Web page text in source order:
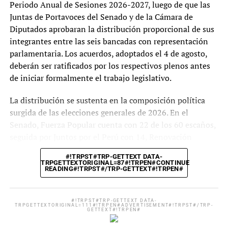
Periodo Anual de Sesiones 2026-2027, luego de que las
Juntas de Portavoces del Senado y de la Cámara de
Diputados aprobaran la distribución proporcional de sus
integrantes entre las seis bancadas con representación
parlamentaria. Los acuerdos, adoptados el 4 de agosto,
deberán ser ratificados por los respectivos plenos antes
de iniciar formalmente el trabajo legislativo.
La distribución se sustenta en la composición política
surgida de las elecciones generales de 2026. En el
Senado, Fuerza Popular cuenta con 22 de los 60 escaños,
Popular con 8, Partido del Buen Gobierno con 7, Partido
Cívico Obras con 5 y Ahora Nación con 4. En la Cámara
de Diputados, Fuerza Popular posee 41 de los 130
curules, Juntos por el Perú 32, Partido del Buen Gobierno
18, Renovación Popular 15, Partido Cívico Obras 14 y
Ahora Nación 10. Ninguna bancada alcanza mayoría
absoluta, por lo que los acuerdos dependerán de
#!TRPST#TRP-GETTEXT DATA-
TRPGETTEXTORIGINAL=87#!TRPEN#CONTINUE
READING#!TRPST#/TRP-GETTEXT#!TRPEN#
#!TRPST#TRP-GETTEXT DATA-
TRPGETTEXTORIGINAL=111#!TRPEN#ADVERTISEMENT#!TRPST#/TRP-
GETTEXT#!TRPEN#